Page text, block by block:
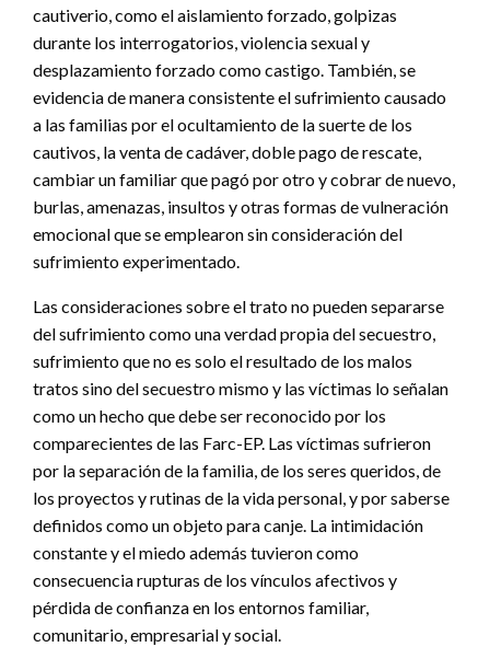
cautiverio, como el aislamiento forzado, golpizas
durante los interrogatorios, violencia sexual y
desplazamiento forzado como castigo. También, se
evidencia de manera consistente el sufrimiento causado
a las familias por el ocultamiento de la suerte de los
cautivos, la venta de cadáver, doble pago de rescate,
cambiar un familiar que pagó por otro y cobrar de nuevo,
burlas, amenazas, insultos y otras formas de vulneración
emocional que se emplearon sin consideración del
sufrimiento experimentado.
Las consideraciones sobre el trato no pueden separarse
del sufrimiento como una verdad propia del secuestro,
sufrimiento que no es solo el resultado de los malos
tratos sino del secuestro mismo y las víctimas lo señalan
como un hecho que debe ser reconocido por los
comparecientes de las Farc-EP. Las víctimas sufrieron
por la separación de la familia, de los seres queridos, de
los proyectos y rutinas de la vida personal, y por saberse
definidos como un objeto para canje. La intimidación
constante y el miedo además tuvieron como
consecuencia rupturas de los vínculos afectivos y
pérdida de confianza en los entornos familiar,
comunitario, empresarial y social.